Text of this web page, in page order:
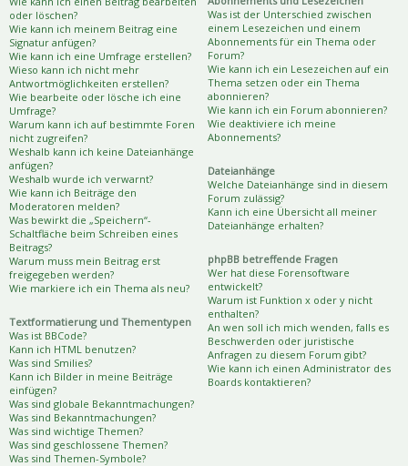
oder löschen?
Wie kann ich meinem Beitrag eine
Signatur anfügen?
Wie kann ich eine Umfrage erstellen?
Wieso kann ich nicht mehr
Antwortmöglichkeiten erstellen?
Wie bearbeite oder lösche ich eine
Umfrage?
Warum kann ich auf bestimmte Foren
nicht zugreifen?
Weshalb kann ich keine Dateianhänge
anfügen?
Weshalb wurde ich verwarnt?
Wie kann ich Beiträge den
Moderatoren melden?
Was bewirkt die „Speichern“-
Schaltfläche beim Schreiben eines
Beitrags?
Warum muss mein Beitrag erst
freigegeben werden?
Wie markiere ich ein Thema als neu?
Textformatierung und Thementypen
Was ist BBCode?
Kann ich HTML benutzen?
Was sind Smilies?
Kann ich Bilder in meine Beiträge
einfügen?
Was sind globale Bekanntmachungen?
Was sind Bekanntmachungen?
Was sind wichtige Themen?
Was sind geschlossene Themen?
Was sind Themen-Symbole?
Was ist der Unterschied zwischen
einem Lesezeichen und einem
Abonnements für ein Thema oder
Forum?
Wie kann ich ein Lesezeichen auf ein
Thema setzen oder ein Thema
abonnieren?
Wie kann ich ein Forum abonnieren?
Wie deaktiviere ich meine
Abonnements?
Dateianhänge
Welche Dateianhänge sind in diesem
Forum zulässig?
Kann ich eine Übersicht all meiner
Dateianhänge erhalten?
phpBB betreffende Fragen
Wer hat diese Forensoftware
entwickelt?
Warum ist Funktion x oder y nicht
enthalten?
An wen soll ich mich wenden, falls es
Beschwerden oder juristische
Anfragen zu diesem Forum gibt?
Wie kann ich einen Administrator des
Boards kontaktieren?